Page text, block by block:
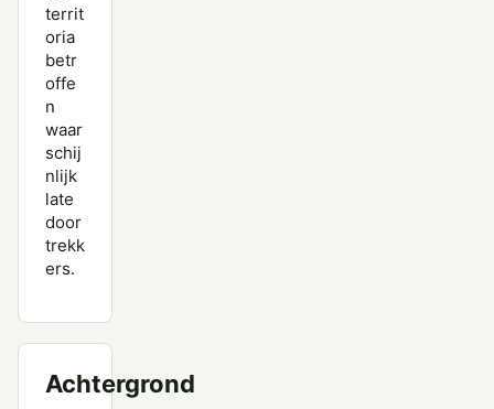
territ
oria
betr
offe
n
waar
schij
nlijk
late
door
trekk
ers.
Achtergrond